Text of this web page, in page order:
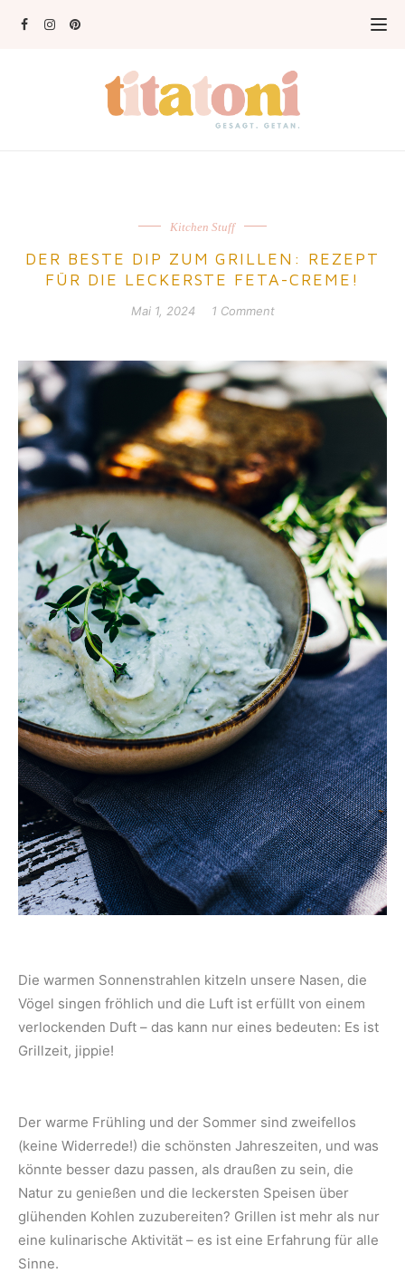
Kitchen Stuff
DER BESTE DIP ZUM GRILLEN: REZEPT
FÜR DIE LECKERSTE FETA-CREME!
Mai 1, 2024 1 Comment
Die warmen Sonnenstrahlen kitzeln unsere Nasen, die
Vögel singen fröhlich und die Luft ist erfüllt von einem
verlockenden Duft – das kann nur eines bedeuten: Es ist
Grillzeit, jippie!
Der warme Frühling und der Sommer sind zweifellos
(keine Widerrede!) die schönsten Jahreszeiten, und was
könnte besser dazu passen, als draußen zu sein, die
Natur zu genießen und die leckersten Speisen über
glühenden Kohlen zuzubereiten? Grillen ist mehr als nur
eine kulinarische Aktivität – es ist eine Erfahrung für alle
Sinne.